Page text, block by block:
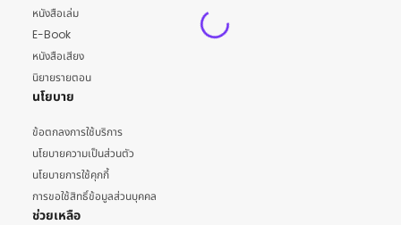
หนังสือเล่ม
E-Book
หนังสือเสียง
นิยายรายตอน
นโยบาย
ข้อตกลงการใช้บริการ
นโยบายความเป็นส่วนตัว
นโยบายการใช้คุกกี้
การขอใช้สิทธิ์ข้อมูลส่วนบุคคล
ช่วยเหลือ